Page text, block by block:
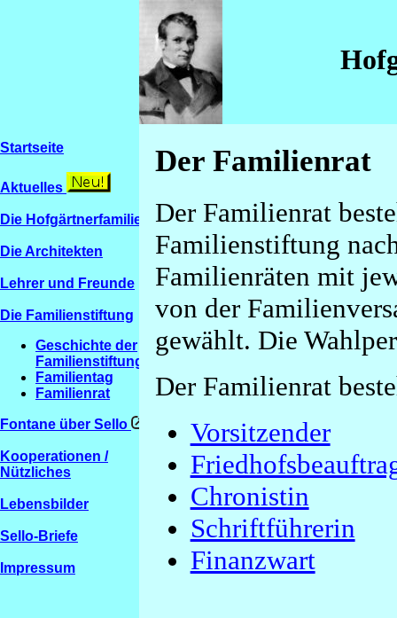
Startseite
Aktuelles
Die Hofgärtnerfamilien
Die Architekten
Lehrer und Freunde
Die Familienstiftung
Geschichte der
Familienstiftung
Familientag
Familienrat
Fontane über Sello
Kooperationen /
Nützliches
Lebensbilder
Sello-Briefe
Impressum
Der Familienrat
Der Familienrat
Familienstiftung
Familienräten mit
von der
gewählt. Die
Der Familienrat
Vorsitzender
Chronistin
Schriftführerin
Finanzwart